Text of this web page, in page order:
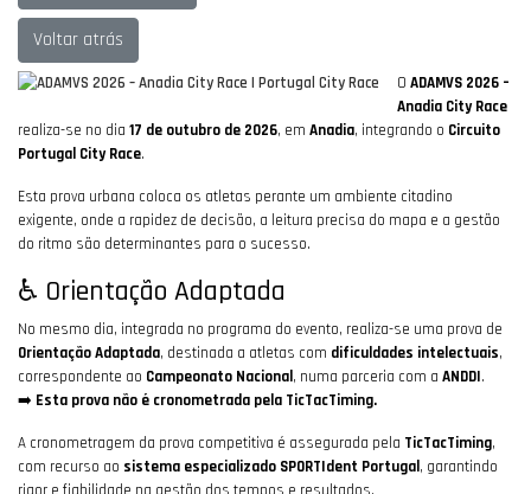
Voltar atrás
O ADAMVS 2026 –
Anadia City Race
realiza-se no dia 17 de outubro de 2026, em Anadia, integrando o Circuito
Portugal City Race.
Esta prova urbana coloca os atletas perante um ambiente citadino
exigente, onde a rapidez de decisão, a leitura precisa do mapa e a gestão
do ritmo são determinantes para o sucesso.
♿ Orientação Adaptada
No mesmo dia, integrada no programa do evento, realiza-se uma prova de
Orientação Adaptada, destinada a atletas com dificuldades intelectuais,
correspondente ao Campeonato Nacional, numa parceria com a ANDDI.
➡️ Esta prova não é cronometrada pela TicTacTiming.
A cronometragem da prova competitiva é assegurada pela TicTacTiming,
com recurso ao sistema especializado SPORTIdent Portugal, garantindo
rigor e fiabilidade na gestão dos tempos e resultados.